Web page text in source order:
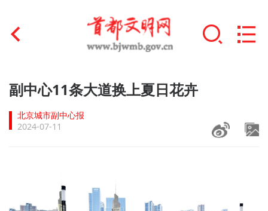
首页
文明创建
未成年人思想道德建设
副中心11条大道换上夏日花卉
北京城市副中心报
2024-07-11